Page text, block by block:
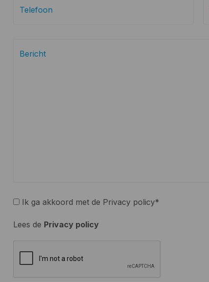
Ik ga akkoord met de Privacy policy*
Lees de Privacy policy